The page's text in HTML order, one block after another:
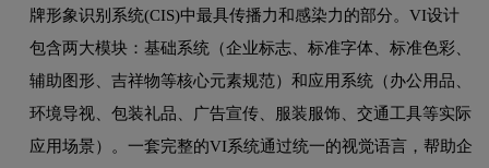
牌形象识别系统(CIS)中最具传播力和感染力的部分。VI设计
包含两大模块：基础系统（企业标志、标准字体、标准色彩、
辅助图形、吉祥物等核心元素规范）和应用系统（办公用品、
环境导视、包装礼品、广告宣传、服装服饰、交通工具等实际
应用场景）。一套完整的VI系统通过统一的视觉语言，帮助企